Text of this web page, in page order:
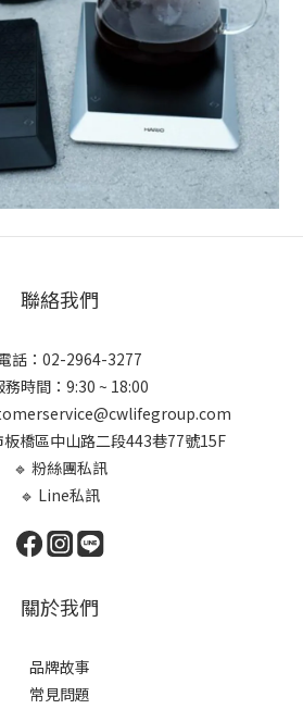
聯絡我們
話：02-2964-3277
務時間：9:30 ~ 18:00
橋區中山路二段443巷77號15F
🔹 粉絲團私訊
🔹 Line私訊
關於我們
品牌故事
常見問題